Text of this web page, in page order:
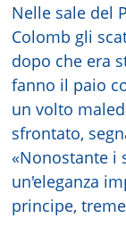
Nelle sale del
Colomb gli
dopo che era
fanno il paio
un volto
sfrontato,
«Nonostante i
un'eleganza
principe,